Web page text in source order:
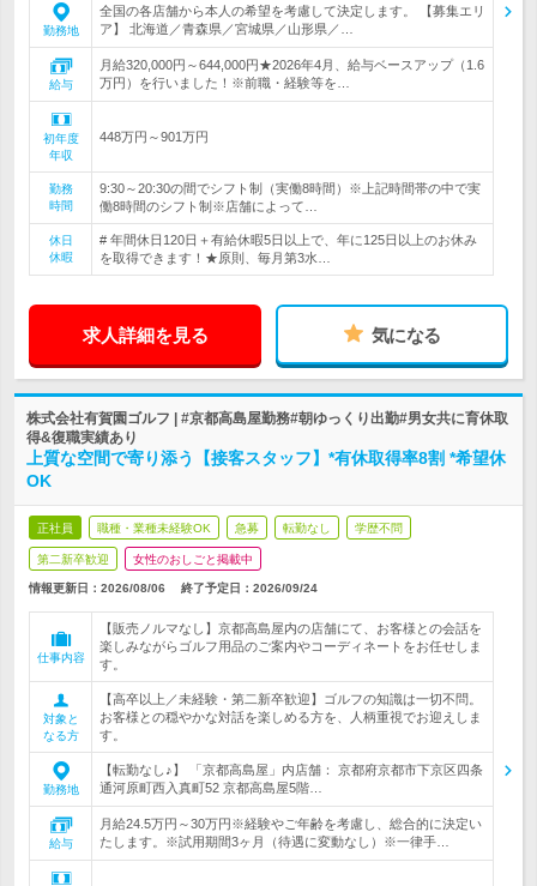
勤務地
全国の各店舗から本人の希望を考慮して決定します。 【募集エリ
ア】 北海道／青森県／宮城県／山形県／…
給与
月給320,000円～644,000円★2026年4月、給与ベースアップ（1.6
万円）を行いました！※前職・経験等を…
初年度
年収
448万円～901万円
勤務
時間
9:30～20:30の間でシフト制（実働8時間）※上記時間帯の中で実
働8時間のシフト制※店舗によって…
休日
休暇
# 年間休日120日＋有給休暇5日以上で、年に125日以上のお休み
を取得できます！★原則、毎月第3水…
求人詳細を見る 気になる
株式会社有賀園ゴルフ | #京都高島屋勤務#朝ゆっくり出勤#男女共に育休取
得&復職実績あり
上質な空間で寄り添う【接客スタッフ】*有休取得率8割 *希望休
OK
正社員 職種・業種未経験OK 急募 転勤なし 学歴不問
第二新卒歓迎 女性のおしごと掲載中
情報更新日：2026/08/06 終了予定日： 2026/09/24
仕事内容
【販売ノルマなし】京都高島屋内の店舗にて、お客様との会話を
楽しみながらゴルフ用品のご案内やコーディネートをお任せしま
す。
対象と
なる方
【高卒以上／未経験・第二新卒歓迎】ゴルフの知識は一切不問。
お客様との穏やかな対話を楽しめる方を、人柄重視でお迎えしま
す。
勤務地
【転勤なし♪】 「京都高島屋」内店舗： 京都府京都市下京区四条
通河原町西入真町52 京都高島屋5階…
給与
月給24.5万円～30万円※経験やご年齢を考慮し、総合的に決定い
たします。※試用期間3ヶ月（待遇に変動なし）※一律手…